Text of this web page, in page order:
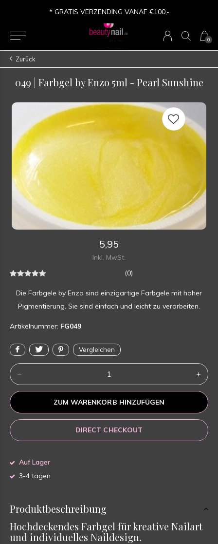
0
* GRATIS VERZENDING VANAF €100,-
Zurück
049 | Farbgel by Enzo 5ml - Pearl Sunshine
5,95
Inkl. MwSt.
(0)
Die Farbgele by Enzo sind einzigartige Farbgele mit hoher
Pigmentierung. Sie sind einfach und leicht zu verarbeiten.
Artikelnummer: FG049
Vergleichen
ZUM WARENKORB HINZUFÜGEN
DIRECT CHECKOUT
Auf Lager
3-4 tagen
Produktbeschreibung
Hochdeckendes Farbgel für kreative Nailart
und individuelles Naildesign.